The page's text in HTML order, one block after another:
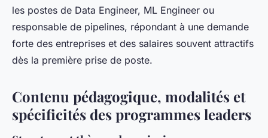
les postes de Data Engineer, ML Engineer ou
responsable de pipelines, répondant à une demande
forte des entreprises et des salaires souvent attractifs
dès la première prise de poste.
Contenu pédagogique, modalités et
spécificités des programmes leaders